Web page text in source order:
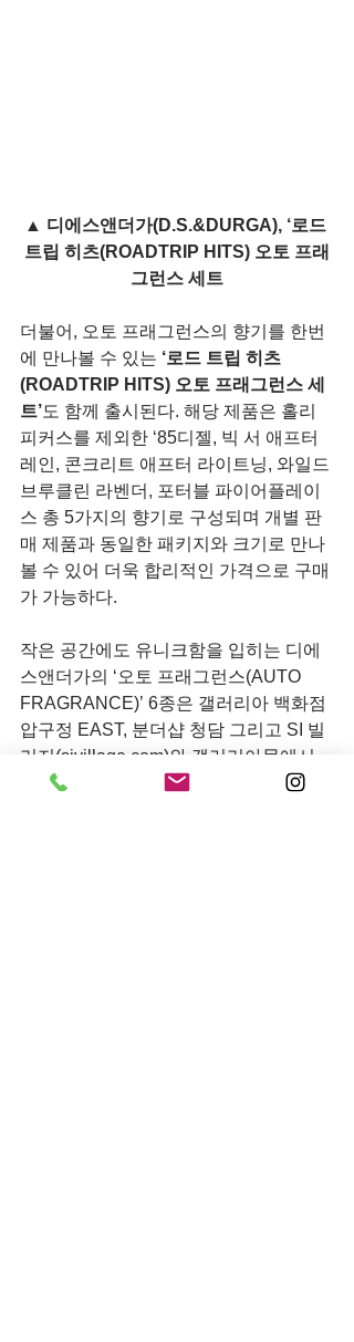
▲ 디에스앤더가(D.S.&DURGA), ‘로드
트립 히츠(ROADTRIP HITS) 오토 프래
그런스 세트
더불어, 오토 프래그런스의 향기를 한번
에 만나볼 수 있는 ‘로드 트립 히츠
(ROADTRIP HITS) 오토 프래그런스 세
트’도 함께 출시된다. 해당 제품은 홀리
피커스를 제외한 ‘85디젤, 빅 서 애프터
레인, 콘크리트 애프터 라이트닝, 와일드
브루클린 라벤더, 포터블 파이어플레이
스 총 5가지의 향기로 구성되며 개별 판
매 제품과 동일한 패키지와 크기로 만나
볼 수 있어 더욱 합리적인 가격으로 구매
가 가능하다.
작은 공간에도 유니크함을 입히는 디에
스앤더가의 ‘오토 프래그런스(AUTO
FRAGRANCE)’ 6종은 갤러리아 백화점
압구정 EAST, 분더샵 청담 그리고 SI 빌
리지(sivillage.com)와 갤러리아몰에서
구매 가능하다.